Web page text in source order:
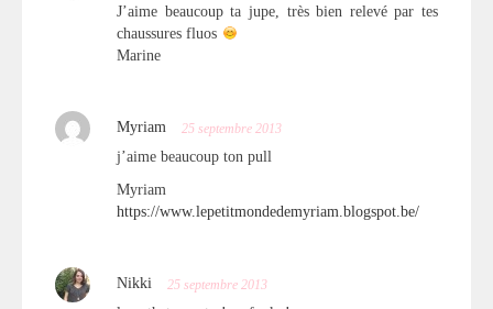
J’aime beaucoup ta jupe, très bien relevé par tes
chaussures fluos
Marine
Myriam 25 septembre 2013
j’aime beaucoup ton pull
Myriam
https://www.lepetitmondedemyriam.blogspot.be/
Nikki 25 septembre 2013